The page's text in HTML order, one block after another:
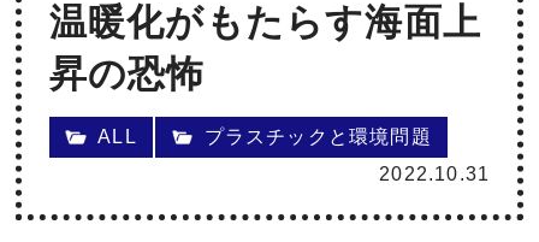
温暖化がもたらす海面上
昇の恐怖
ALL
プラスチックと環境問題
2022.10.31